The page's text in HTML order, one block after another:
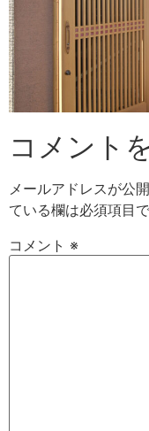
コメント
メールアドレスが公
ている欄は必須項目
コメント ※